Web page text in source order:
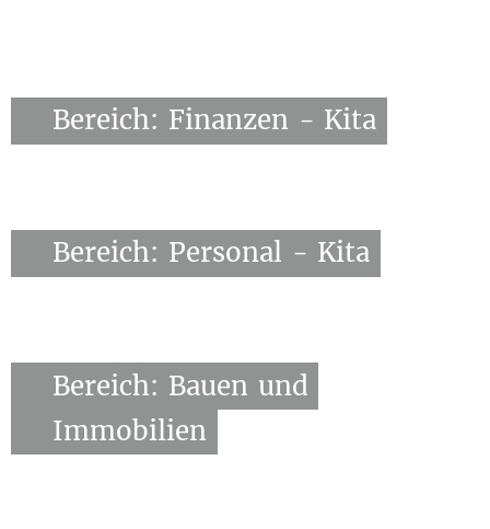
Bereich: Finanzen - Kita
Bereich: Personal - Kita
Bereich: Bauen und
Immobilien